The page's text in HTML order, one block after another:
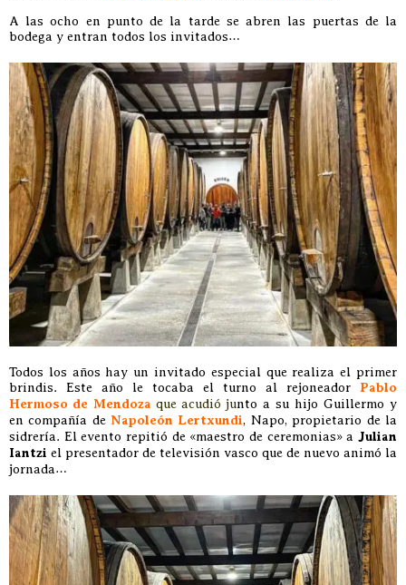
A las ocho en punto de la tarde se abren las puertas de la
bodega y entran todos los invitados…
Todos los años hay un invitado especial que realiza el primer
brindis. Este año le tocaba el turno al rejoneador Pablo
Hermoso de Mendoza que acudió junto a su hijo Guillermo y
en compañía de Napoleón Lertxundi, Napo, propietario de la
sidrería. El evento repitió de «maestro de ceremonias» a Julian
Iantzi el presentador de televisión vasco que de nuevo animó la
jornada…